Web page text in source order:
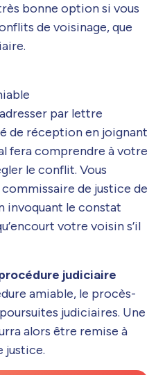
bonne option si vous
de voisinage, que
par lettre
de réception en joignant
fera comprendre à votre
le conflit. Vous
de justice de
invoquant le constat
votre voisin s’il
judiciaire
amiable, le procès-
judiciaires. Une
alors être remise à
justice.